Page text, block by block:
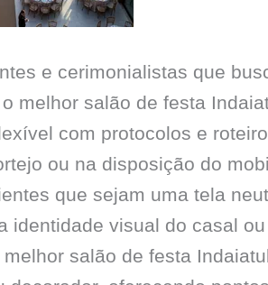
e cerimonialistas que
melhor salão de festa
com protocolos e
ou na disposição do
que sejam uma tela
identidade visual do casal
salão de festa